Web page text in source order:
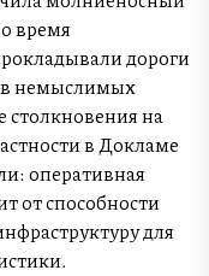
время
дороги
в немыслимых
столкновения на
в Докламе
оперативная
от способности
для